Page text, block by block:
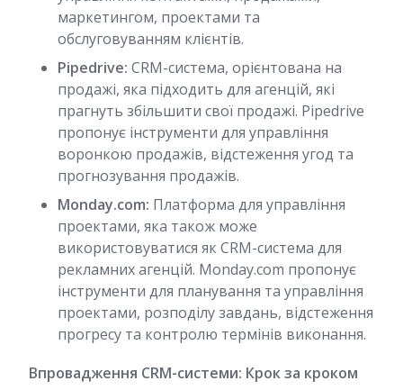
маркетингом, проектами та
обслуговуванням клієнтів.
Pipedrive: CRM-система, орієнтована на
продажі, яка підходить для агенцій, які
прагнуть збільшити свої продажі. Pipedrive
пропонує інструменти для управління
воронкою продажів, відстеження угод та
прогнозування продажів.
Monday.com: Платформа для управління
проектами, яка також може
використовуватися як CRM-система для
рекламних агенцій. Monday.com пропонує
інструменти для планування та управління
проектами, розподілу завдань, відстеження
прогресу та контролю термінів виконання.
Впровадження CRM-системи: Крок за кроком